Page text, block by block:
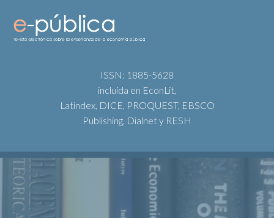
ISSN: 1885-5628
incluida en EconLit,
Latindex, DICE, PROQUEST, EBSCO
Publishing, Dialnet y RESH